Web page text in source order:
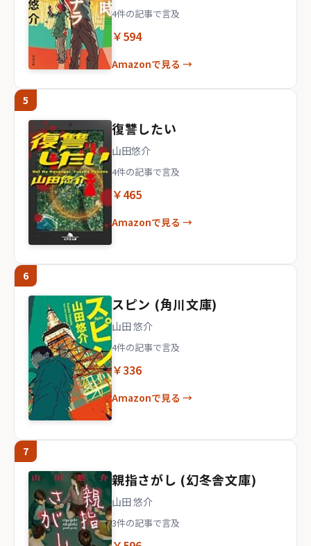
4件の記事で言及
￥594
Amazonで見る →
5
復讐したい
山田悠介
4件の記事で言及
￥465
Amazonで見る →
6
スピン (角川文庫)
山田 悠介
4件の記事で言及
￥336
Amazonで見る →
7
親指さがし (幻冬舎文庫)
山田 悠介
3件の記事で言及